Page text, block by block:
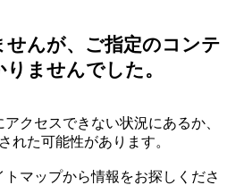
せんが、ご指定のコンテ
ませんでした。
クセスできない状況にあるか、
れた可能性があります。
マップから情報をお探しくださ